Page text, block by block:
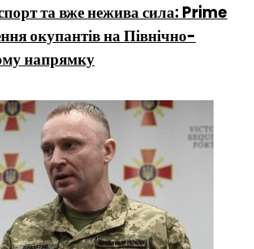
та вже нежива сила: Prime
окупантів на Північно-
напрямку